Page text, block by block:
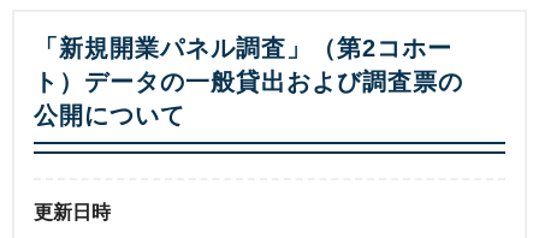
「新規開業パネル調査」（第2コホー
ト）データの一般貸出および調査票の
公開について
更新日時